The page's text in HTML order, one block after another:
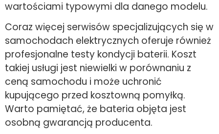
wartościami typowymi dla danego modelu.
Coraz więcej serwisów specjalizujących się w
samochodach elektrycznych oferuje również
profesjonalne testy kondycji baterii. Koszt
takiej usługi jest niewielki w porównaniu z
ceną samochodu i może uchronić
kupującego przed kosztowną pomyłką.
Warto pamiętać, że bateria objęta jest
osobną gwarancją producenta.